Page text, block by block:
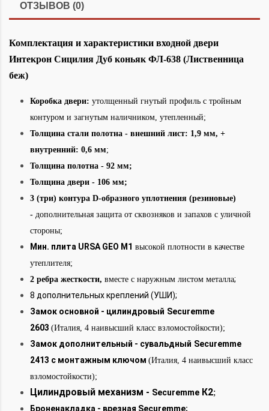
ОТЗЫВОВ (0)
Комплектация и характеристики входной двери
Интекрон Сицилия Дуб коньяк ФЛ-638 (Лиственница
беж)
Коробка двери: утолщенный гнутый профиль с тройным
контуром и загнутым наличником, утепленный;
Толщина стали полотна - внешний лист: 1,9 мм, +
внутренний: 0,6 мм;
Толщина полотна - 92 мм;
Толщина двери - 106 мм;
3 (три) контура D-образного уплотнения (резиновые)
- дополнительная защита от сквозняков и запахов с уличной
стороны;
Мин. плита URSA GEO М1 высокой плотности в качестве
утеплителя;
2 ребра жесткости, вместе с наружным листом металла;
8 дополнительных креплений (УШИ);
Замок основной - цилиндровый Securemme
2603 (Италия, 4 наивысший класс взломостойкости);
Замок дополнительный - сувальдный Securemme
2413 с монтажным ключом (Италия, 4 наивысший класс
взломостойкости);
Цилиндровый механизм - Securemme К2;
Броненакладка - врезная Securemme;